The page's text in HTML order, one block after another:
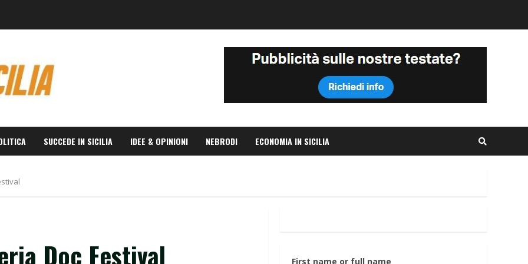
SUCCEDE IN SICILIA IDEE & OPINIONI NEBRODI ECONOMIA IN SICILIA
Doc Festival First name or full name